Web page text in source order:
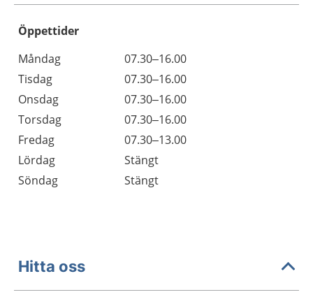
Öppettider
Dag
Öppettider
Kommentarer
Måndag
07.30–16.00
Tisdag
07.30–16.00
Onsdag
07.30–16.00
Torsdag
07.30–16.00
Fredag
07.30–13.00
Lördag
Stängt
Söndag
Stängt
Hitta oss